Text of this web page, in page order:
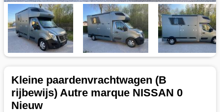
Kleine paardenvrachtwagen (B
rijbewijs) Autre marque NISSAN 0
Nieuw